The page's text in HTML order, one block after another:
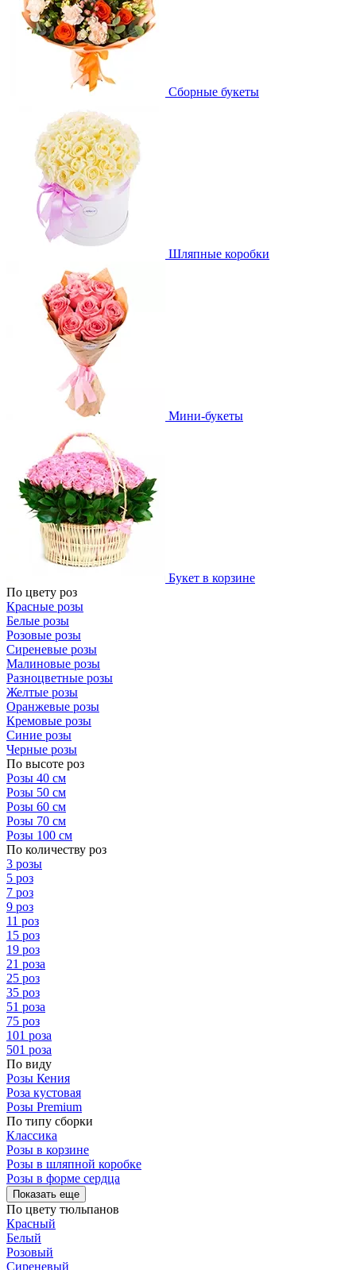
Сборные букеты
Шляпные коробки
Мини-букеты
Букет в корзине
По цвету роз
Красные розы
Белые розы
Розовые розы
Сиреневые розы
Малиновые розы
Разноцветные розы
Желтые розы
Оранжевые розы
Кремовые розы
Синие розы
Черные розы
По высоте роз
Розы 40 см
Розы 50 см
Розы 60 см
Розы 70 см
Розы 100 см
По количеству роз
3 розы
5 роз
7 роз
9 роз
11 роз
15 роз
19 роз
21 роза
25 роз
35 роз
51 роза
75 роз
101 роза
501 роза
По виду
Розы Кения
Роза кустовая
Розы Premium
По типу сборки
Классика
Розы в корзине
Розы в шляпной коробке
Розы в форме сердца
Показать еще
По цвету тюльпанов
Красный
Белый
Розовый
Сиреневый